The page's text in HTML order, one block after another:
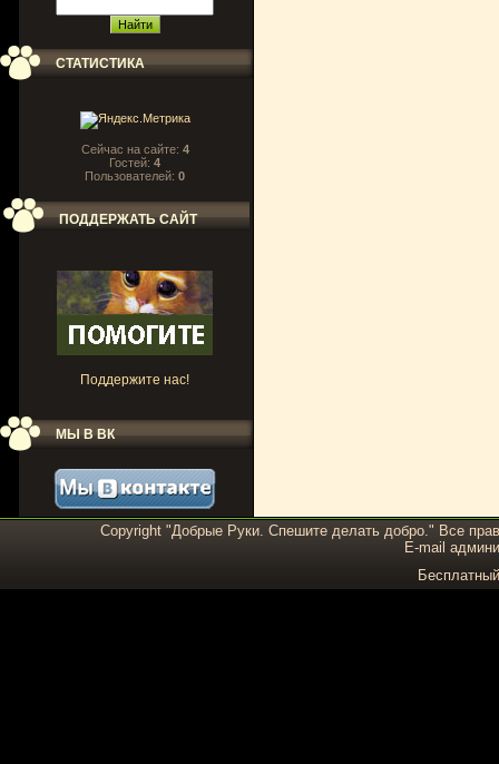
СТАТИСТИКА
Сейчас на сайте: 4
Гостей: 4
Пользователей: 0
ПОДДЕРЖАТЬ САЙТ
Поддержите нас!
МЫ В ВК
Copyright "Добрые Руки. Спешите делать добро." Все
E-mail